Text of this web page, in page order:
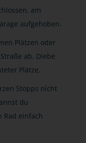
am
aufgehoben.
Plätzen oder
ab. Diebe
Plätze.
Stopps nicht
du
Rad einfach